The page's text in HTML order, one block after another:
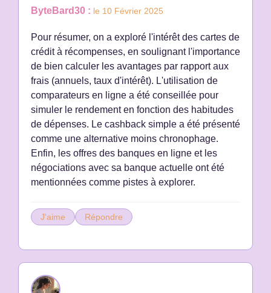
ByteBard30 : le 10 Février 2025
Pour résumer, on a exploré l'intérêt des cartes de
crédit à récompenses, en soulignant l'importance
de bien calculer les avantages par rapport aux
frais (annuels, taux d'intérêt). L'utilisation de
comparateurs en ligne a été conseillée pour
simuler le rendement en fonction des habitudes
de dépenses. Le cashback simple a été présenté
comme une alternative moins chronophage.
Enfin, les offres des banques en ligne et les
négociations avec sa banque actuelle ont été
mentionnées comme pistes à explorer.
J'aime Répondre